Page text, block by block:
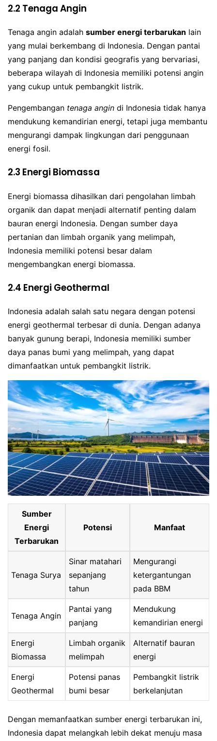
2.2 Tenaga Angin
Tenaga angin adalah sumber energi terbarukan lain
yang mulai berkembang di Indonesia. Dengan pantai
yang panjang dan kondisi geografis yang bervariasi,
beberapa wilayah di Indonesia memiliki potensi angin
yang cukup untuk pembangkit listrik.
Pengembangan tenaga angin di Indonesia tidak hanya
mendukung kemandirian energi, tetapi juga membantu
mengurangi dampak lingkungan dari penggunaan
energi fosil.
2.3 Energi Biomassa
Energi biomassa dihasilkan dari pengolahan limbah
organik dan dapat menjadi alternatif penting dalam
bauran energi Indonesia. Dengan sumber daya
pertanian dan limbah organik yang melimpah,
Indonesia memiliki potensi besar dalam
mengembangkan energi biomassa.
2.4 Energi Geothermal
Indonesia adalah salah satu negara dengan potensi
energi geothermal terbesar di dunia. Dengan adanya
banyak gunung berapi, Indonesia memiliki sumber
daya panas bumi yang melimpah, yang dapat
dimanfaatkan untuk pembangkit listrik.
Sumber
Energi
Terbarukan
Potensi Manfaat
Tenaga Surya
Sinar matahari
sepanjang
tahun
Mengurangi
ketergantungan
pada BBM
Tenaga Angin
Pantai yang
panjang
Mendukung
kemandirian energi
Energi
Biomassa
Limbah organik
melimpah
Alternatif bauran
energi
Energi
Geothermal
Potensi panas
bumi besar
Pembangkit listrik
berkelanjutan
Dengan memanfaatkan sumber energi terbarukan ini,
Indonesia dapat melangkah lebih dekat menuju masa